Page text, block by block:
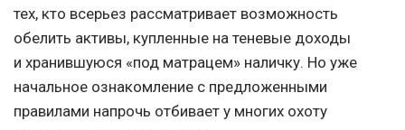
тех, кто всерьез рассматривает возможность
обелить активы, купленные на теневые доходы
и хранившуюся «под матрацем» наличку. Но уже
начальное ознакомление с предложенными
правилами напрочь отбивает у многих охоту